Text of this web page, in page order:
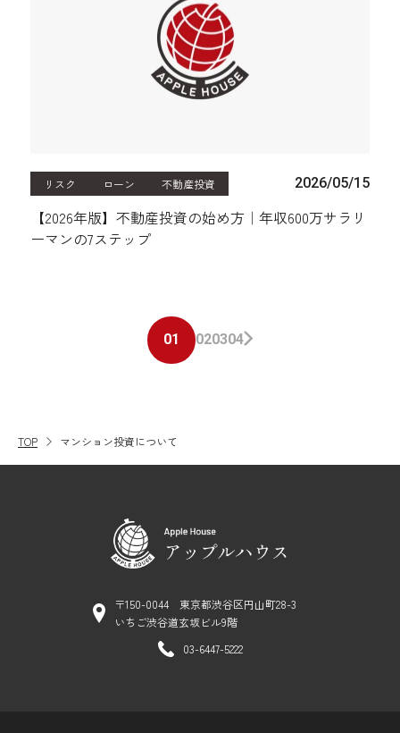
リスク ローン 不動産投資 2026/05/15
【2026年版】不動産投資の始め方｜年収600万サラリ
ーマンの7ステップ
01 020304
TOP マンション投資について
〒150-0044 東京都渋谷区円山町28-3
いちご渋谷道玄坂ビル9階
03-6447-5222